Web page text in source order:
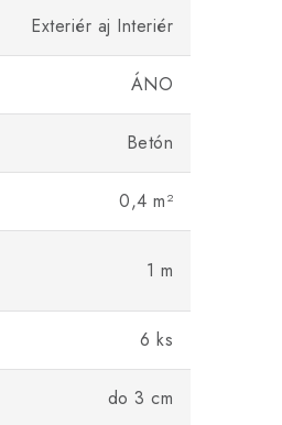
Exteriér aj Interiér
ÁNO
Betón
0,4 m²
1 m
6 ks
do 3 cm